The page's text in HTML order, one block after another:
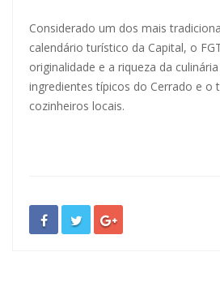
Considerado um dos mais
calendário turístico da Capital, o
originalidade e a riqueza da
ingredientes típicos do Cerrado e o
cozinheiros locais.